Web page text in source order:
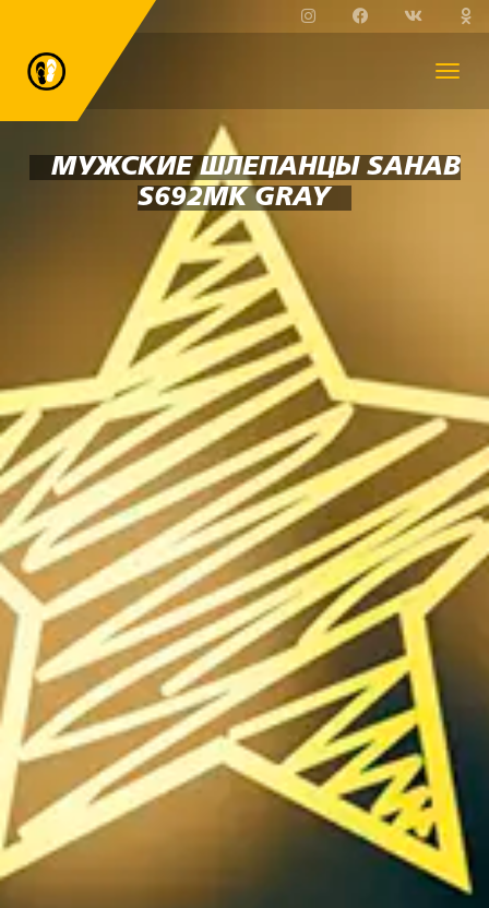
МУЖСКИЕ ШЛЕПАНЦЫ SAHAB
S692MK GRAY